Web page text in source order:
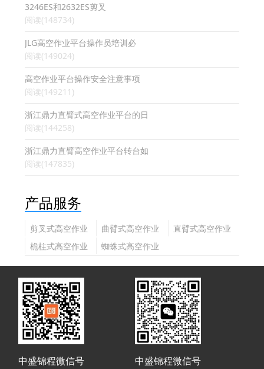
3246ES和2632ES剪叉
阅读(148734)
JLG高空作业平台操作员培训必
阅读(149024)
高空作业平台操作安全注意事项
阅读(149211)
浙江鼎力直臂式高空作业平台的日
阅读(144258)
浙江鼎力直臂高空作业平台转台如
阅读(147835)
产品服务
剪叉式高空作业
平台
曲臂式高空作业
平台
直臂式高空作业
桅柱式高空作业
蜘蛛式高空作业
中盛锦程微信号 中盛锦程微信号